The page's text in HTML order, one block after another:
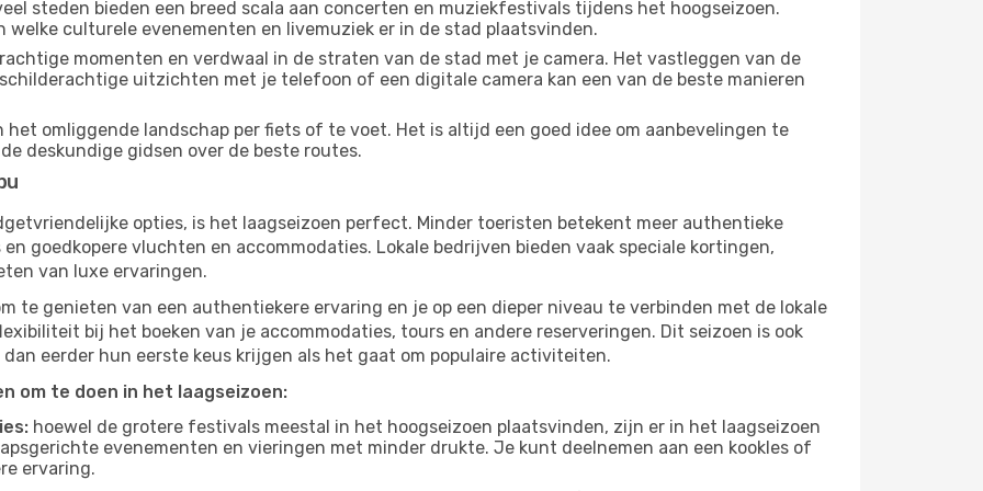
steden bieden een breed scala aan concerten en muziekfestivals tijdens het hoogseizoen.
welke culturele evenementen en livemuziek er in de stad plaatsvinden.
momenten en verdwaal in de straten van de stad met je camera. Het vastleggen van de
uitzichten met je telefoon of een digitale camera kan een van de beste manieren
het omliggende landschap per fiets of te voet. Het is altijd een goed idee om aanbevelingen te
deskundige gidsen over de beste routes.
opties, is het laagseizoen perfect. Minder toeristen betekent meer authentieke
goedkopere vluchten en accommodaties. Lokale bedrijven bieden vaak speciale kortingen,
van luxe ervaringen.
te genieten van een authentiekere ervaring en je op een dieper niveau te verbinden met de lokale
bij het boeken van je accommodaties, tours en andere reserveringen. Dit seizoen is ook
eerder hun eerste keus krijgen als het gaat om populaire activiteiten.
om te doen in het laagseizoen:
hoewel de grotere festivals meestal in het hoogseizoen plaatsvinden, zijn er in het laagseizoen
evenementen en vieringen met minder drukte. Je kunt deelnemen aan een kookles of
ervaring.